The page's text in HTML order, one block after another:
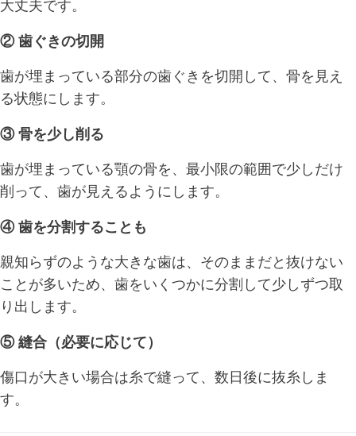
大丈夫です。
② 歯ぐきの切開
歯が埋まっている部分の歯ぐきを切開して、骨を見え
る状態にします。
③ 骨を少し削る
歯が埋まっている顎の骨を、最小限の範囲で少しだけ
削って、歯が見えるようにします。
④ 歯を分割することも
親知らずのような大きな歯は、そのままだと抜けない
ことが多いため、歯をいくつかに分割して少しずつ取
り出します。
⑤ 縫合（必要に応じて）
傷口が大きい場合は糸で縫って、数日後に抜糸しま
す。